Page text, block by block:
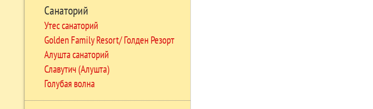
Санаторий
Утес санаторий
Golden Family Resort/ Голден Резорт
Алушта санаторий
Славутич (Алушта)
Голубая волна